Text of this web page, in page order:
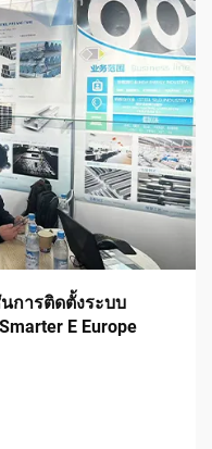
การติดตั้งระบบ
E Europe